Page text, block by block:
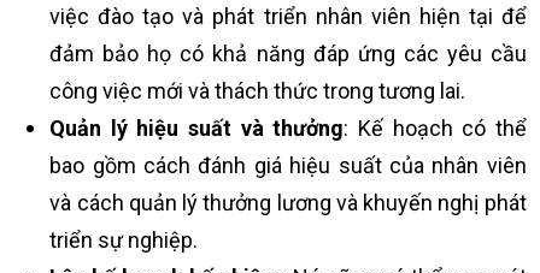
việc đào tạo và phát triển nhân viên hiện tại để
đảm bảo họ có khả năng đáp ứng các yêu cầu
công việc mới và thách thức trong tương lai.
Quản lý hiệu suất và thưởng: Kế hoạch có thể
bao gồm cách đánh giá hiệu suất của nhân viên
và cách quản lý thưởng lương và khuyến nghị phát
triển sự nghiệp.